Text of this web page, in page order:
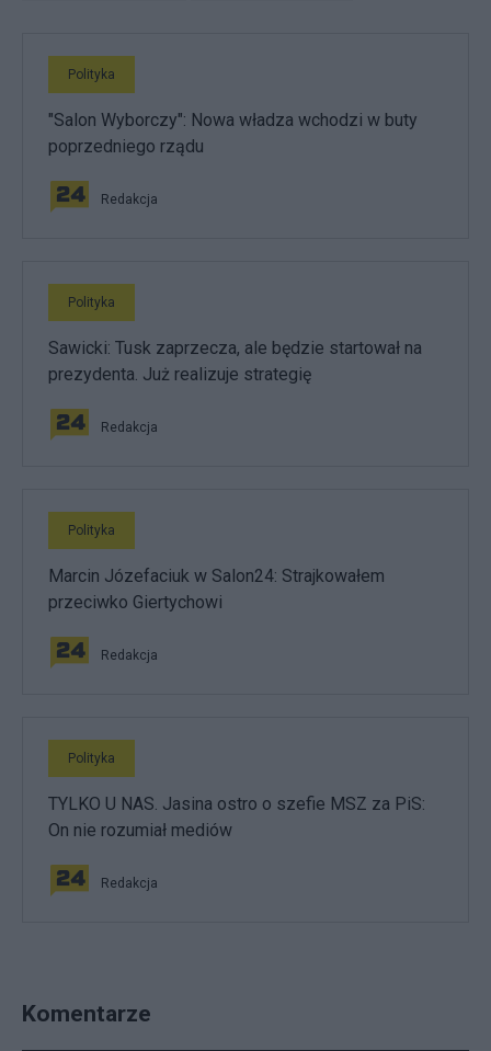
Polityka
"Salon Wyborczy": Nowa władza wchodzi w buty
poprzedniego rządu
Redakcja
Polityka
Sawicki: Tusk zaprzecza, ale będzie startował na
prezydenta. Już realizuje strategię
Redakcja
Polityka
Marcin Józefaciuk w Salon24: Strajkowałem
przeciwko Giertychowi
Redakcja
Polityka
TYLKO U NAS. Jasina ostro o szefie MSZ za PiS:
On nie rozumiał mediów
Redakcja
Komentarze